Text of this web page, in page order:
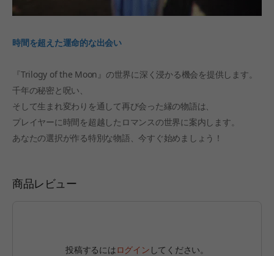
時間を超えた運命的な出会い
『Trilogy of the Moon』の世界に深く浸かる機会を提供します。
千年の秘密と呪い、
そして生まれ変わりを通して再び会った縁の物語は、
プレイヤーに時間を超越したロマンスの世界に案内します。
あなたの選択が作る特別な物語、今すぐ始めましょう！
商品レビュー
投稿するにはログイン してください。